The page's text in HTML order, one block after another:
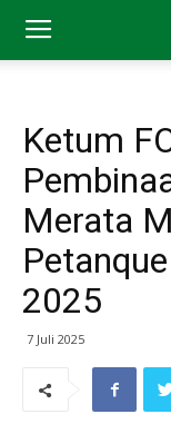
Ketum
Merata
2025
7 Juli 2025